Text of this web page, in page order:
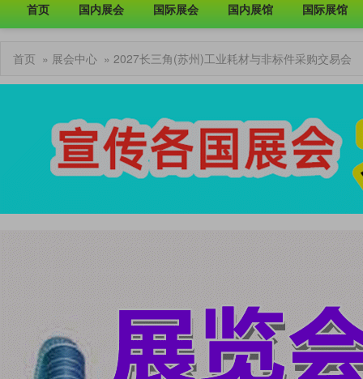
首页 国内展会 国际展会 国内展馆 国际展馆
首页 » 展会中心 » 2027长三角(苏州)工业耗材与非标件采购交易会